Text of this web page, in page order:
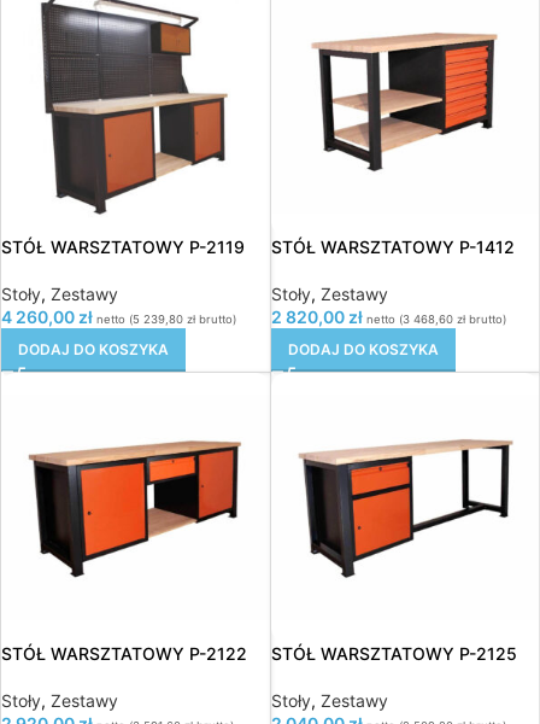
STÓŁ WARSZTATOWY P-2119
Stoły, Zestawy
4 260,00 zł netto (5 239,80 zł brutto)
DODAJ DO KOSZYKA
STÓŁ WARSZTATOWY P-1412
Stoły, Zestawy
2 820,00 zł netto (3 468,60 złbrutto)
DODAJ DO KOSZYKA
STÓŁ WARSZTATOWY P-2122
Stoły, Zestawy
STÓŁ WARSZTATOWY P-2125
Stoły, Zestawy